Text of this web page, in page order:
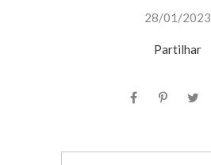
28/01/2023
Partilhar